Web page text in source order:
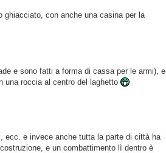
ghiacciato, con anche una casina per la
e sono fatti a forma di cassa per le armi), e
una roccia al centro del laghetto
ecc. e invece anche tutta la parte di città ha
e un combattimento lì dentro è